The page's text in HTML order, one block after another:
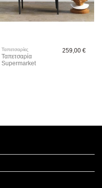
Ταπετσαρίες
Ταπετσαρία
Supermarket
259,00 €